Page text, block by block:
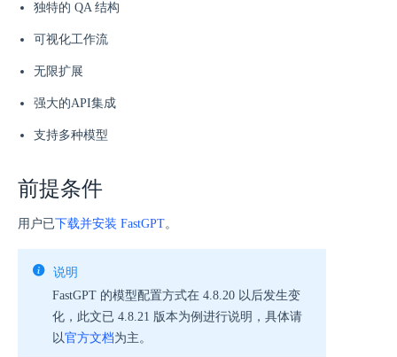
独特的 QA 结构
可视化工作流
无限扩展
强大的API集成
支持多种模型
前提条件
用户已下载并安装 FastGPT。
说明
FastGPT 的模型配置方式在 4.8.20 以后发生变
化，此文已 4.8.21 版本为例进行说明，具体请
以官方文档为主。